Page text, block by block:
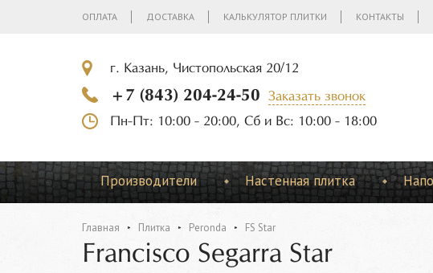
ОПЛАТА ДОСТАВКА КАЛЬКУЛЯТОР ПЛИТКИ КОНТАКТЫ
г. Казань, Чистопольская 20/12
+7 (843) 204-24-50
Заказать звонок
Пн-Пт: 10:00 - 20:00, Сб и Вс: 10:00 - 18:00
Производители Настенная плитка
Главная Плитка Peronda FS Star
Francisco Segarra Star